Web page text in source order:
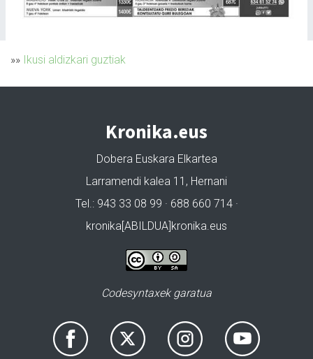
»» Ikusi aldizkari guztiak
Kronika.eus
Dobera Euskara Elkartea
Larramendi kalea 11, Hernani
Tel.: 943 33 08 99 · 688 660 714 ·
kronika[ABILDUA]kronika.eus
Codesyntaxek garatua